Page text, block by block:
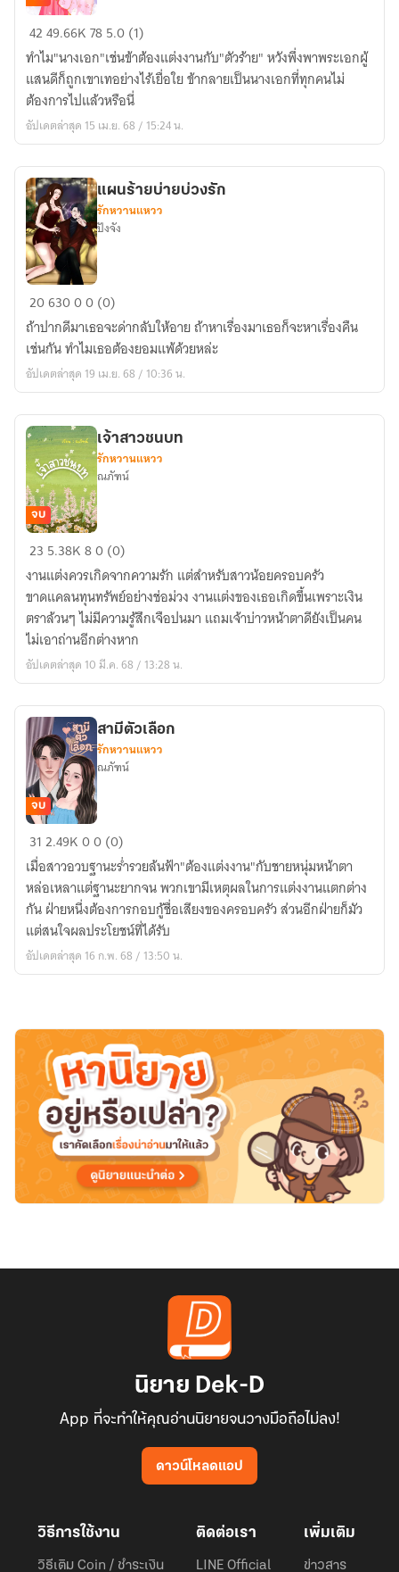
ข้า
ไม่
อยาก
เป็น
นางเอก
ผู้
ทอด
ทิ้ง
4249.66K785.0 (1)
ทำไม"นางเอก"เช่นข้าต้องแต่งงานกับ"ตัวร้าย" หวังพึ่งพาพระเอกผู้
แสนดีก็ถูกเขาเทอย่างไร้เยื่อใย ข้ากลายเป็นนางเอกที่ทุกคนไม่
ต้องการไปแล้วหรือนี่
อัปเดตล่าสุด 15 เม.ย. 68 / 15:24 น.
แผน
ร้าย
บ่าย
บ่วง
รัก
แผนร้ายบ่ายบ่วงรัก
รักหวานแหวว
ปังจัง
2063000 (0)
ถ้าปากดีมาเธอจะด่ากลับให้อาย ถ้าหาเรื่องมาเธอก็จะหาเรื่องคืน
เช่นกัน ทำไมเธอต้องยอมแพ้ด้วยหล่ะ
อัปเดตล่าสุด 19 เม.ย. 68 / 10:36 น.
เจ้า
ชนบท
จบ
เจ้าสาวชนบท
รักหวานแหวว
ณภัฑน์
23 5.38K80 (0)
งานแต่งควรเกิดจากความรัก แต่สำหรับสาวน้อยครอบครัว
ขาดแคลนทุนทรัพย์อย่างช่อม่วง งานแต่งของเธอเกิดขึ้นเพราะเงิน
ตราล้วนๆ ไม่มีความรู้สึกเจือปนมา แถมเจ้าบ่าวหน้าตาดียังเป็นคน
ไม่เอาถ่านอีกต่างหาก
อัปเดตล่าสุด 10 มี.ค. 68 / 13:28 น.
สามี
ตัว
เลือก
จบ
สามีตัวเลือก
รักหวานแหวว
ณภัฑน์
312.49K00 (0)
เมื่อสาวอวบฐานะร่ำรวยล้นฟ้า"ต้องแต่งงาน"กับชายหนุ่มหน้าตา
หล่อเหลาแต่ฐานะยากจน พวกเขามีเหตุผลในการแต่งงานแตกต่าง
กัน ฝ่ายหนึ่งต้องการกอบกู้ชื่อเสียงของครอบครัว ส่วนอีกฝ่ายก็มัว
แต่สนใจผลประโยชน์ที่ได้รับ
อัปเดตล่าสุด 16 ก.พ. 68 / 13:50 น.
นิยาย Dek-D
App ที่จะทำให้คุณอ่านนิยายจนวางมือถือไม่ลง!
ดาวน์โหลดแอป
วิธีการใช้งาน
วิธีเติม Coin / ชำระเงิน
ติดต่อเรา
LINE Official
เพิ่มเติม
ข่าวสาร